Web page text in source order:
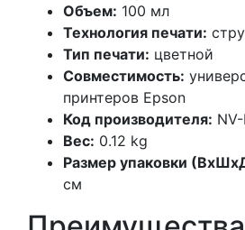
Объем: 100 мл
Технология печати:
Тип печати: цветной
Совместимость:
принтеров Epson
Код производителя:
Вес: 0.12 kg
Размер упаковки
см